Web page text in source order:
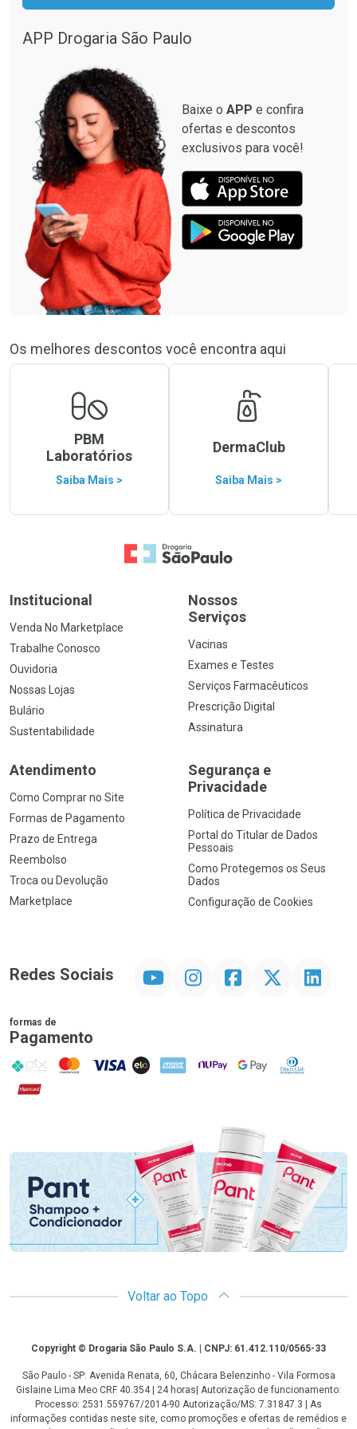
APP Drogaria São Paulo
Baixe o APP e confira
ofertas e descontos
exclusivos para você!
Os melhores descontos você encontra aqui
PBM
Laboratórios
Saiba Mais >
DermaClub
Saiba Mais >
Ir para a Home
Institucional
Venda No Marketplace
Trabalhe Conosco
Ouvidoria
Nossas Lojas
Bulário
Sustentabilidade
Nossos
Serviços
Vacinas
Exames e Testes
Serviços Farmacêuticos
Prescrição Digital
Assinatura
Atendimento
Como Comprar no Site
Formas de Pagamento
Prazo de Entrega
Reembolso
Troca ou Devolução
Marketplace
Segurança e
Privacidade
Política de Privacidade
Portal do Titular de Dados
Pessoais
Como Protegemos os Seus
Dados
Configuração de Cookies
Redes Sociais InstagramFacebookTwitter Linkedin
formas de
Pagamento
PIX MasterCard
VISA ELO AMEX NuPay Google PayDiners Club
Hipercard
Promoção em Destaque
Voltar ao Topo
CopyrightCopyright © Drogaria São Paulo S.A. | CNPJ: 61.412.110/0565-33
São Paulo - SP: Avenida Renata, 60, Chácara Belenzinho - Vila Formosa
Gislaine Lima Meo CRF 40.354 | 24 horas| Autorização de funcionamento:
Processo: 2531.559767/2014-90 Autorização/MS: 7.31847.3 | As
informações contidas neste site, como promoções e ofertas de remédios e